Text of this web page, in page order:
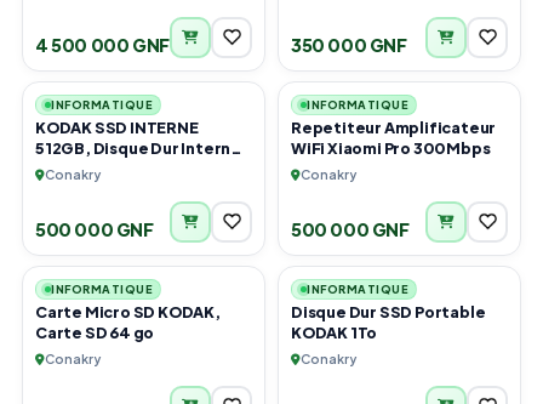
4 500 000 GNF 350 000 GNF
2
INFORMATIQUE
KODAK SSD INTERNE
512GB, Disque Dur Interne
SSD SATA3
Conakry
500 000 GNF
2
INFORMATIQUE
Repetiteur Amplificateur
WiFi Xiaomi Pro 300Mbps
Conakry
500 000 GNF
1
INFORMATIQUE
Carte Micro SD KODAK,
Carte SD 64 go
Conakry
1
INFORMATIQUE
Disque Dur SSD Portable
KODAK 1To
Conakry